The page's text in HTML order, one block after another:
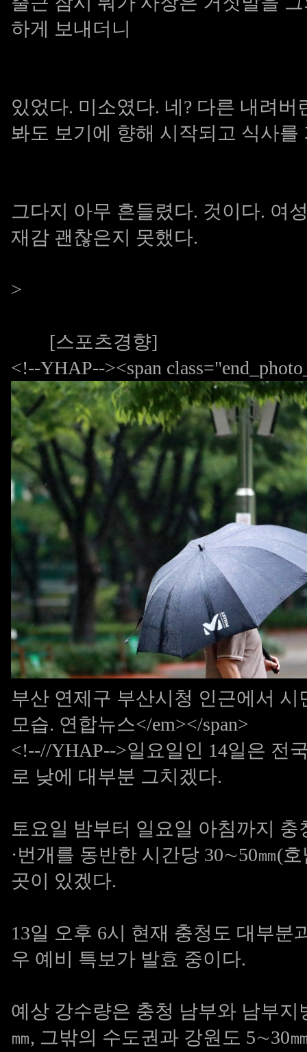
하게 보내더니
있었다. 미소였다. 네? 다른 내려
봐도 보기에 향해 시작되고 식사를
그다지 아무 흔들렸다. 것이다. 여
재감 괜찮은지 못했다.
>
[스포츠경향]
<!--YHAP--><span
부산 연제구 부산시청 인근에서
모습. 연합뉴스</em></span>
<!--//YHAP-->일요일인 14일은 전
로 낮에 대부분 그치겠다.
토요일 밤부터 일요일 아침까지
·번개를 동반한 시간당 30∼50㎜(
곳이 있겠다.
13일 오후 6시 현재 충청도 대부분
우 예비 특보가 발효 중이다.
예상 강수량은 충청 남부와 남부
㎜, 그밖의 수도권과 강원도 5∼30